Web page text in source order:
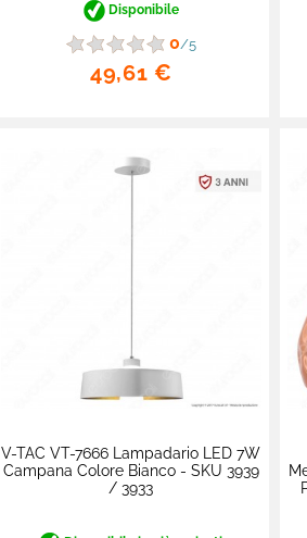
Disponibile
0/5
49,61 €
V-TAC VT-7666 Lampadario LED 7W
Campana Colore Bianco - SKU 3939
/ 3933